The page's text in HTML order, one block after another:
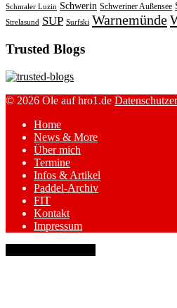
Schmaler Luzin Schwerin Schweriner Außensee
Strelasund SUP Surfski Warnemünde
Trusted Blogs
© 2026 Ole auf hro1.de
Home
News & More
Über mich
Termine
Infos & Artikel
Paddel-Archiv
FIT
Kontakt
Impressum